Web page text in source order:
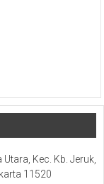
Kec. Kb. Jeruk,
11520